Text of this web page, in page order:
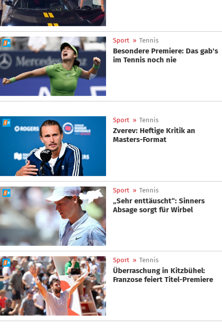
Sport » Tennis
Besondere Premiere: Das gab's
im Tennis noch nie
Sport » Tennis
Zverev: Heftige Kritik an
Masters-Format
Sport » Tennis
„Sehr enttäuscht“: Sinners
Absage sorgt für Wirbel
Sport » Tennis
Überraschung in Kitzbühel:
Franzose feiert Titel-Premiere